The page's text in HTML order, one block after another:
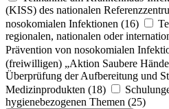
(KISS) des nationalen
nosokomialen Infektionen (16)
regionalen, nationalen oder
Prävention von nosokomialen
(freiwilligen) „Aktion Saubere
Überprüfung der Aufbereitung und
Medizinprodukten (18)
hygienebezogenen Themen (25)